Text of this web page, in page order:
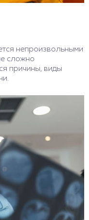
непроизвольными
сложно
причины, виды